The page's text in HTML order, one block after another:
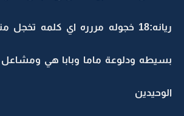
ريانه:18 خجوله مررره اي كلمه
بسيطه ودلوعة ماما وبابا هي ومشاعل
الوحيدين